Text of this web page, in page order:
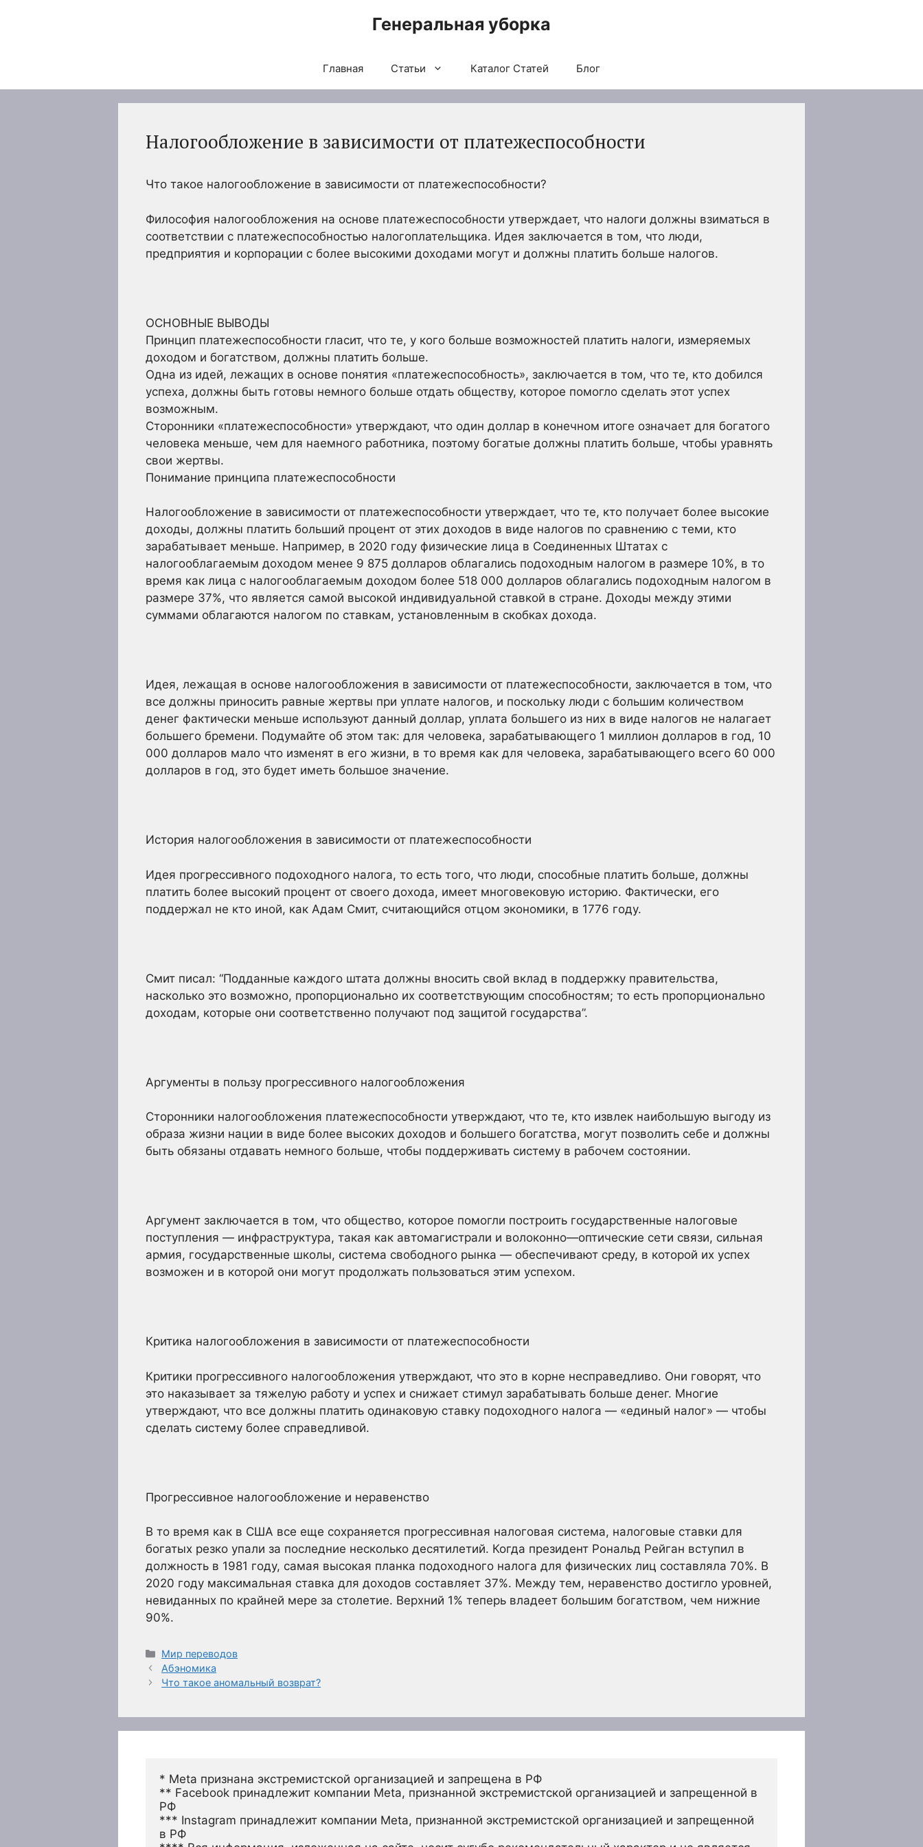
Генеральная уборка
Главная Статьи Каталог Статей Блог
Налогообложение в зависимости от платежеспособности
Что такое налогообложение в зависимости от платежеспособности?
Философия налогообложения на основе платежеспособности утверждает, что налоги должны взиматься в
соответствии с платежеспособностью налогоплательщика. Идея заключается в том, что люди,
предприятия и корпорации с более высокими доходами могут и должны платить больше налогов.
ОСНОВНЫЕ ВЫВОДЫ
Принцип платежеспособности гласит, что те, у кого больше возможностей платить налоги, измеряемых
доходом и богатством, должны платить больше.
Одна из идей, лежащих в основе понятия «платежеспособность», заключается в том, что те, кто добился
успеха, должны быть готовы немного больше отдать обществу, которое помогло сделать этот успех
возможным.
Сторонники «платежеспособности» утверждают, что один доллар в конечном итоге означает для богатого
человека меньше, чем для наемного работника, поэтому богатые должны платить больше, чтобы уравнять
свои жертвы.
Понимание принципа платежеспособности
Налогообложение в зависимости от платежеспособности утверждает, что те, кто получает более высокие
доходы, должны платить больший процент от этих доходов в виде налогов по сравнению с теми, кто
зарабатывает меньше. Например, в 2020 году физические лица в Соединенных Штатах с
налогооблагаемым доходом менее 9 875 долларов облагались подоходным налогом в размере 10%, в то
время как лица с налогооблагаемым доходом более 518 000 долларов облагались подоходным налогом в
размере 37%, что является самой высокой индивидуальной ставкой в стране. Доходы между этими
суммами облагаются налогом по ставкам, установленным в скобках дохода.
Идея, лежащая в основе налогообложения в зависимости от платежеспособности, заключается в том, что
все должны приносить равные жертвы при уплате налогов, и поскольку люди с большим количеством
денег фактически меньше используют данный доллар, уплата большего из них в виде налогов не налагает
большего бремени. Подумайте об этом так: для человека, зарабатывающего 1 миллион долларов в год, 10
000 долларов мало что изменят в его жизни, в то время как для человека, зарабатывающего всего 60 000
долларов в год, это будет иметь большое значение.
История налогообложения в зависимости от платежеспособности
Идея прогрессивного подоходного налога, то есть того, что люди, способные платить больше, должны
платить более высокий процент от своего дохода, имеет многовековую историю. Фактически, его
поддержал не кто иной, как Адам Смит, считающийся отцом экономики, в 1776 году.
Смит писал: “Подданные каждого штата должны вносить свой вклад в поддержку правительства,
насколько это возможно, пропорционально их соответствующим способностям; то есть пропорционально
доходам, которые они соответственно получают под защитой государства”.
Аргументы в пользу прогрессивного налогообложения
Сторонники налогообложения платежеспособности утверждают, что те, кто извлек наибольшую выгоду из
образа жизни нации в виде более высоких доходов и большего богатства, могут позволить себе и должны
быть обязаны отдавать немного больше, чтобы поддерживать систему в рабочем состоянии.
Аргумент заключается в том, что общество, которое помогли построить государственные налоговые
поступления — инфраструктура, такая как автомагистрали и волоконно—оптические сети связи, сильная
армия, государственные школы, система свободного рынка — обеспечивают среду, в которой их успех
возможен и в которой они могут продолжать пользоваться этим успехом.
Критика налогообложения в зависимости от платежеспособности
Критики прогрессивного налогообложения утверждают, что это в корне несправедливо. Они говорят, что
это наказывает за тяжелую работу и успех и снижает стимул зарабатывать больше денег. Многие
утверждают, что все должны платить одинаковую ставку подоходного налога — «единый налог» — чтобы
сделать систему более справедливой.
Прогрессивное налогообложение и неравенство
В то время как в США все еще сохраняется прогрессивная налоговая система, налоговые ставки для
богатых резко упали за последние несколько десятилетий. Когда президент Рональд Рейган вступил в
должность в 1981 году, самая высокая планка подоходного налога для физических лиц составляла 70%. В
2020 году максимальная ставка для доходов составляет 37%. Между тем, неравенство достигло уровней,
невиданных по крайней мере за столетие. Верхний 1% теперь владеет большим богатством, чем нижние
90%.
Рубрики
Мир переводов
Абэномика
Что такое аномальный возврат?
* Meta признана экстремистской организацией и запрещена в РФ
** Facebook принадлежит компании Meta, признанной экстремистской организацией и запрещенной в
РФ
*** Instagram принадлежит компании Meta, признанной экстремистской организацией и запрещенной
в РФ